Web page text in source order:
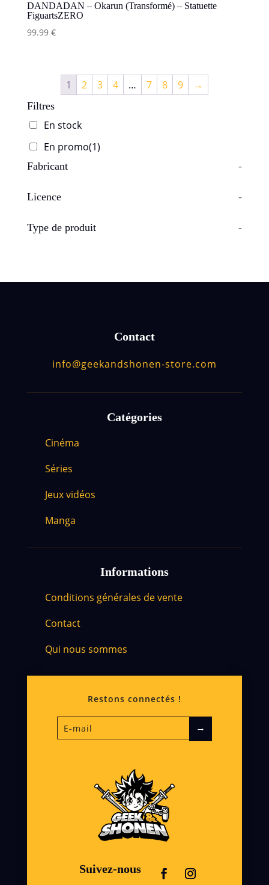
DANDADAN – Okarun (Transformé) – Statuette
FiguartsZERO
99.99 €
1 2 3 4 … 7 8 9 →
Filtres
En stock
En promo(1)
Fabricant -
Licence -
Type de produit -
Contact
info@geekandshonen-store.com
Catégories
Cinéma
Séries
Jeux vidéos
Manga
Informations
Conditions générales de vente
Contact
Qui nous sommes
Suivez-nous
Restons connectés !
→